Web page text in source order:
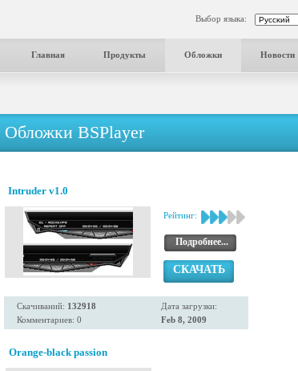
Выбор языка:
Главная Продукты Обложки Новости
Обложки BSPlayer
Intruder v1.0
Рейтинг:
Подробнее...
СКАЧАТЬ
Скачиваний: 132918
Комментариев: 0
Дата загрузки:
Feb 8, 2009
Orange-black passion